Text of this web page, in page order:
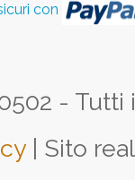
con
-
| Sito